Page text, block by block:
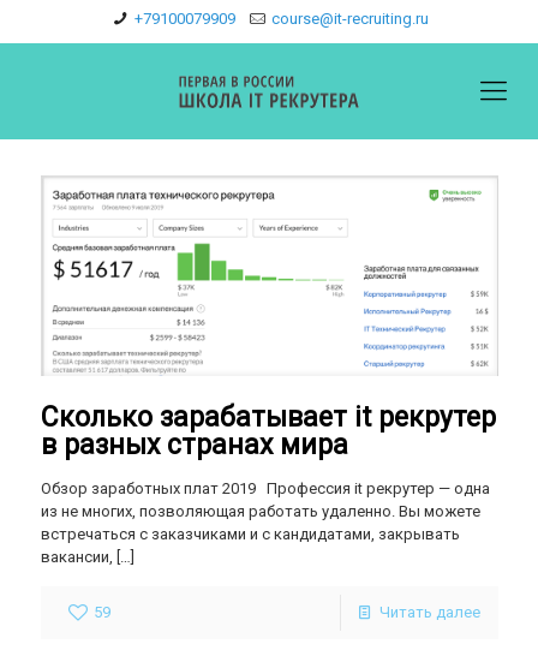
+79100079909 course@it-recruiting.ru
Сколько зарабатывает it рекрутер
в разных странах мира
Обзор заработных плат 2019 Профессия it рекрутер — одна
из не многих, позволяющая работать удаленно. Вы можете
встречаться с заказчиками и с кандидатами, закрывать
вакансии,
59 Читать далее